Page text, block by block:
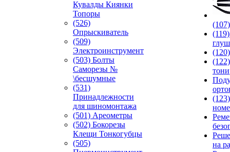
Кувалды Киянки
Топоры
(526)
Опрыскиватель
(509)
Электроинструмент
(503) Болты
Саморезы №
\бесшумные
(531)
Принадлежности
для шиномонтажа
(501) Ареометры
(502) Бокорезы
Клещи Тонкогубцы
(505)
на